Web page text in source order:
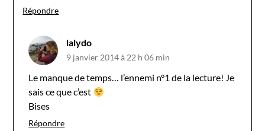
Répondre
lalydo
9 janvier 2014 à 22 h 06 min
Le manque de temps… l’ennemi n°1 de la lecture! Je
sais ce que c’est
Bises
Répondre